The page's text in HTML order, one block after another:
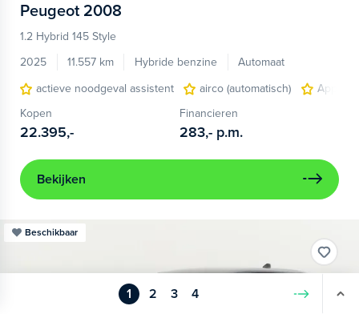
Peugeot 2008
1.2 Hybrid 145 Style
2025
11.557 km Hybride benzine
Automaat
actieve noodgeval assistent
airco (automatisch)
Apple
Kopen
22.395,-
Financieren
283,- p.m.
Bekijken
Beschikbaar
1 2 3 4 Volgende